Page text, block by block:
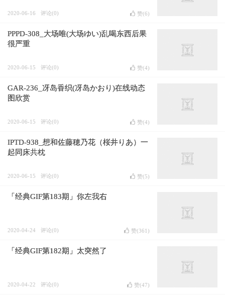
2020-06-16 评论(0) 赞(6)
PPPD-308_大场唯(大场ゆい)乱喝东西后果
很严重
2020-06-15 评论(0) 赞(4)
GAR-236_冴岛香织(冴岛かおり)在线动态
图欣赏
2020-06-15 评论(0) 赞(4)
IPTD-938_想和佐藤穂乃花（桜井りあ）一
起同床共枕
2020-06-15 评论(0) 赞(5)
「经典GIF第183期」你左我右
2020-04-24 评论(0) 赞(361 )
「经典GIF第182期」太突然了
2020-04-22 评论(0) 赞(47)